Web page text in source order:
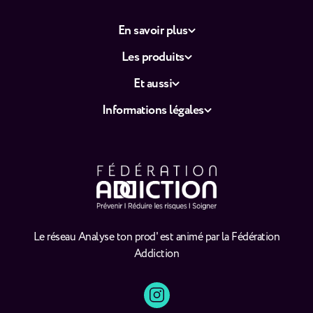
Le réseau Analyse ton prod' est animé par la Fédération
Addiction
En savoir plus
Les produits
Et aussi
Informations légales